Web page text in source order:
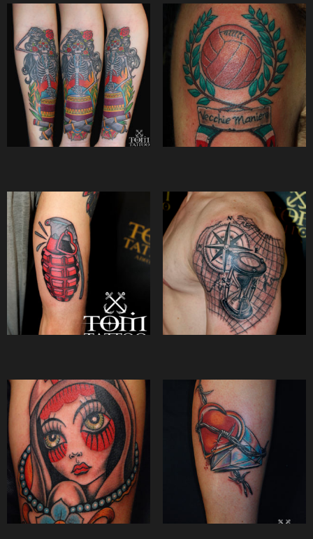
fiori e piante
(2) mare (4) (1) scritte (1)
teschio ed ossa
(2) veliero ventaglio(1) volti(1)